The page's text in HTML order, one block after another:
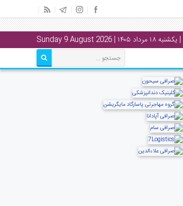
| یکشنبه ۱۸ مرداد ۱۴۰۵ | Sunday 9 August 2026